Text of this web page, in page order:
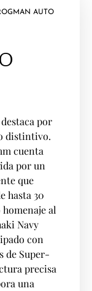
AUTO
por
distintivo.
cuenta
por un
que
hasta 30
al
Navy
con
de Super-
precisa
una